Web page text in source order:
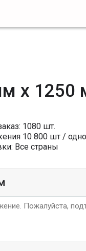
x
1080 шт.
10 800шт /
Все страны